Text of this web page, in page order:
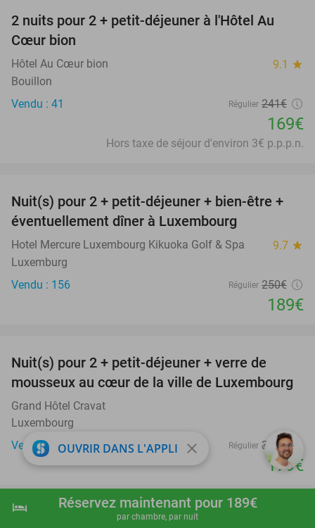
shopping_cart Réserver maintenant
hotel Réservez maintenant pour 189€
par chambre, par nuit
30%
2 nuits pour 2 + petit-déjeuner à l'Hôtel Au
Cœur bion
Hôtel Au Cœur bion 9.1 star
Bouillon
Vendu : 41
Régulier 241€
169€
Hors taxe de séjour d'environ 3€ p.p.p.n.
24%
Nuit(s) pour 2 + petit-déjeuner + bien-être +
éventuellement dîner à Luxembourg
Hotel Mercure Luxembourg Kikuoka Golf & Spa 9.7 star
Luxemburg
Vendu : 156
Régulier 250€
189€
Nuit(s) pour 2 + petit-déjeuner + verre de
mousseux au cœur de la ville de Luxembourg
Grand Hôtel Cravat
Luxembourg
Vendu : 20
Régulier 326€
179€
favorite_border
Nuit(s) pour 2 ou 4 + petit-déjeuner + check-
OUVRIR DANS L'APPLI close